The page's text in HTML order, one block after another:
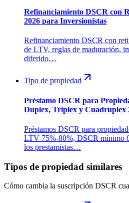
Refinanciamiento DSCR con
2026 para Inversionistas
Refinanciamiento DSCR con
de LTV, reglas de maduración,
diferido…
Tipo de propiedad
Préstamo DSCR para
Duplex, Triplex y Cuadruplex
Préstamos DSCR para
LTV 75%-80%, DSCR mínimo
los prestamistas…
Tipos de propiedad similares
Cómo cambia la suscripción DSCR